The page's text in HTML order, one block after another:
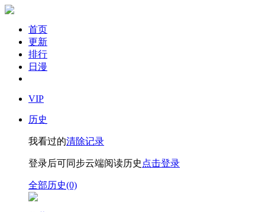
首页
更新
排行
日漫
VIP
历史
我看过的清除记录
登录后可同步云端阅读历史 点击登录
全部历史(0)